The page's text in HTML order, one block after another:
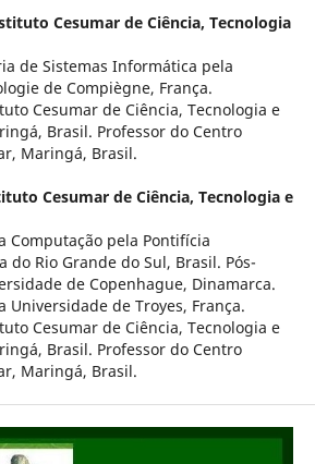
Cesumar de Ciência, Tecnologia
de Sistemas Informática pela
de Compiègne, França.
Cesumar de Ciência, Tecnologia e
Brasil. Professor do Centro
Maringá, Brasil.
Cesumar de Ciência, Tecnologia e
Computação pela Pontifícia
do Rio Grande do Sul, Brasil. Pós-
de Copenhague, Dinamarca.
Universidade de Troyes, França.
Cesumar de Ciência, Tecnologia e
Brasil. Professor do Centro
Maringá, Brasil.